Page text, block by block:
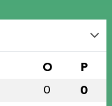
O P
0 0